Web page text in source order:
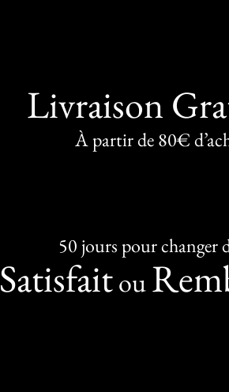
Livraison
À partir de 80€
50 jours pour changer
Satisfaitou